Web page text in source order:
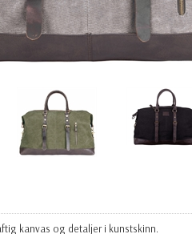
kanvas og detaljer i kunstskinn.